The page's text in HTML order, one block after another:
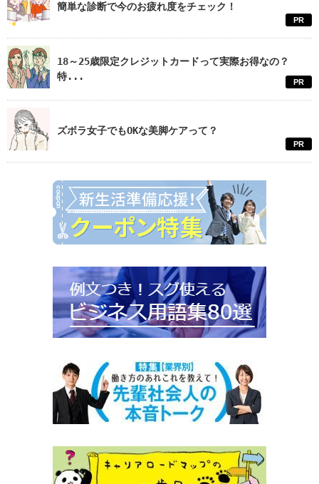
簡単な診断で今のお疲れ度をチェック！
PR
18～25歳限定クレジットカードって実際お得なの？
特...
PR
ズボラ女子でもOKな美脚ケアって？
PR